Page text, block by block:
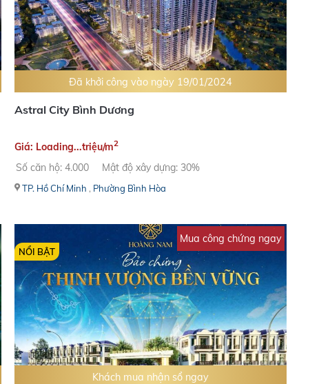
Đã khởi công vào ngày 19/01/2024
Astral City Bình Dương
Giá: Loading...triệu/m2
Số căn hộ: 4.000 Mật độ xây dựng: 30%
TP. Hồ Chí Minh , Phường Bình Hòa
Mua công chứng ngay
Khách mua nhận sổ ngay
NỔI BẬT